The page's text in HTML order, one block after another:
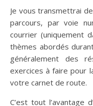
Je vous transmettrai
parcours, par voie
courrier (uniquement
thèmes abordés
généralement des
exercices à faire pour
votre carnet de route.
C’est tout l’avantage